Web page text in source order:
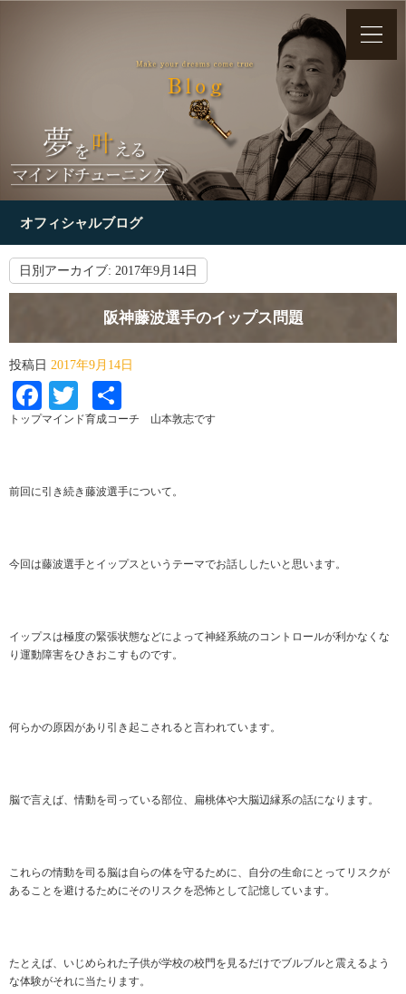
オフィシャルブログ
日別アーカイブ: 2017年9月14日
阪神藤波選手のイップス問題
投稿日 2017年9月14日
Facebook
Twitter
有
トップマインド育成コーチ 山本敦志です
前回に引き続き藤波選手について。
今回は藤波選手とイップスというテーマでお話ししたいと思います。
イップスは極度の緊張状態などによって神経系統のコントロールが利かなくな
り運動障害をひきおこすものです。
何らかの原因があり引き起こされると言われています。
脳で言えば、情動を司っている部位、扁桃体や大脳辺縁系の話になります。
これらの情動を司る脳は自らの体を守るために、自分の生命にとってリスクが
あることを避けるためにそのリスクを恐怖として記憶しています。
たとえば、いじめられた子供が学校の校門を見るだけでブルブルと震えるよう
な体験がそれに当たります。